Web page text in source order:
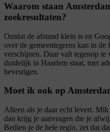
Waarom staan
zoekresultaten?
Omdat de afstand klein is en
over de gemeentegrens kan in de
verschijnen. Daar valt tegenop te
duidelijk in Haarlem staat, met
bevestigen.
Moet ik ook op
Alleen als je daar echt levert.
dan krijg je aanvragen die je
Bedien je de hele regio, zet dat